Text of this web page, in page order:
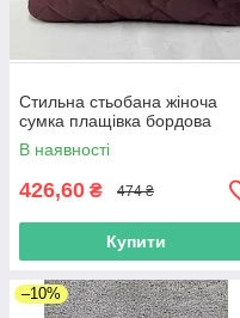
Стильна стьобана жіноча
сумка плащівка бордова
В наявності
426,60 ₴ 474 ₴
Купити
–10%